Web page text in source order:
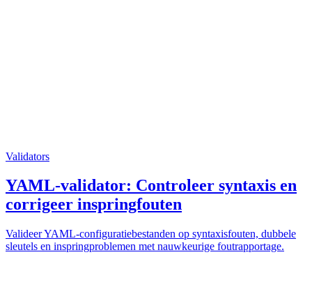
Validators
YAML-validator: Controleer syntaxis en
corrigeer inspringfouten
Valideer YAML-configuratiebestanden op syntaxisfouten, dubbele
sleutels en inspringproblemen met nauwkeurige foutrapportage.